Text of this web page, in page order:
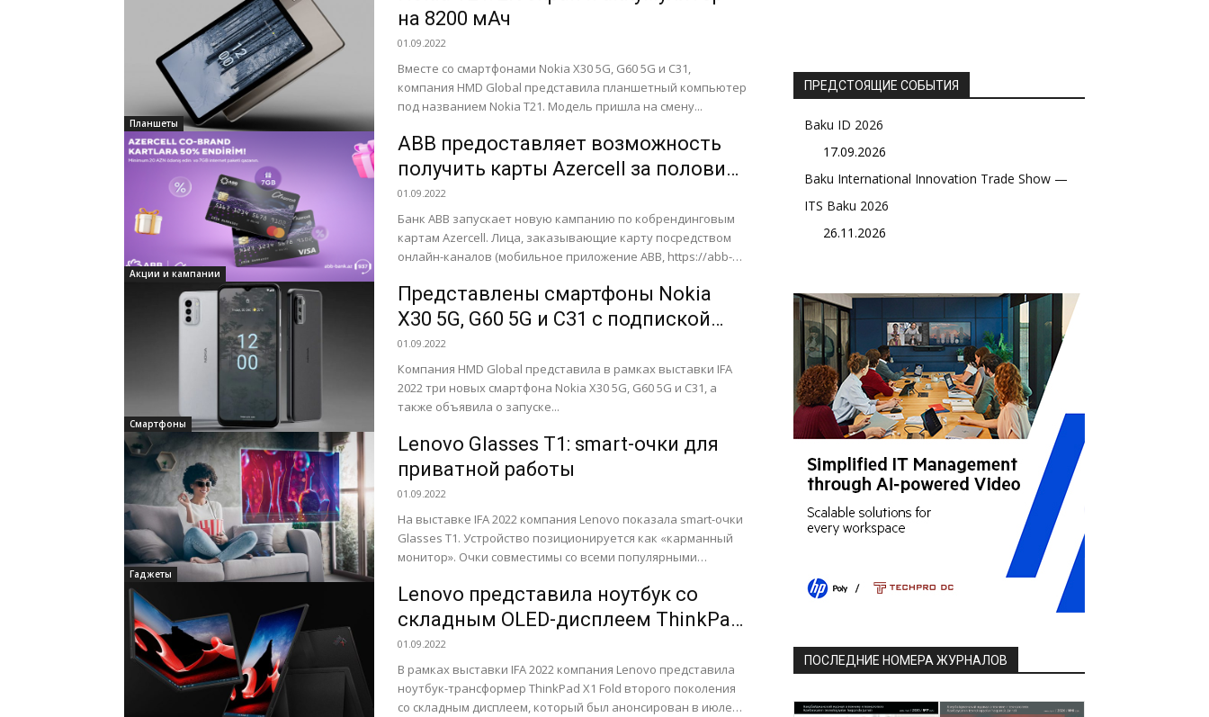
Планшеты
на 8200 мАч
01.09.2022
Вместе со смартфонами Nokia X30 5G, G60 5G и C31,
компания HMD Global представила планшетный компьютер
под названием Nokia T21. Модель пришла на смену...
Акции и кампании
ABB предоставляет возможность
получить карты Azercell за половину
стоимости
01.09.2022
Банк ABB запускает новую кампанию по кобрендинговым
картам Azercell. Лица, заказывающие карту посредством
онлайн-каналов (мобильное приложение ABB, https://abb-
Смартфоны
Представлены смартфоны Nokia
X30 5G, G60 5G и C31 с подпиской
Circular
01.09.2022
Компания HMD Global представила в рамках выставки IFA
2022 три новых смартфона Nokia X30 5G, G60 5G и C31, а
также объявила о запуске...
Гаджеты
Lenovo Glasses T1: smart-очки для
приватной работы
01.09.2022
На выставке IFA 2022 компания Lenovo показала smart-очки
Glasses T1. Устройство позиционируется как «карманный
монитор». Очки совместимы со всеми популярными
Lenovo представила ноутбук со
складным OLED-дисплеем ThinkPad
X1 Fold Gen 2
01.09.2022
В рамках выставки IFA 2022 компания Lenovo представила
ноутбук-трансформер ThinkPad X1 Fold второго поколения
со складным дисплеем, который был анонсирован в июле
ПРЕДСТОЯЩИЕ СОБЫТИЯ
Baku ID 2026
17.09.2026
Baku International Innovation Trade Show —
ITS Baku 2026
26.11.2026
ПОСЛЕДНИЕ НОМЕРА ЖУРНАЛОВ